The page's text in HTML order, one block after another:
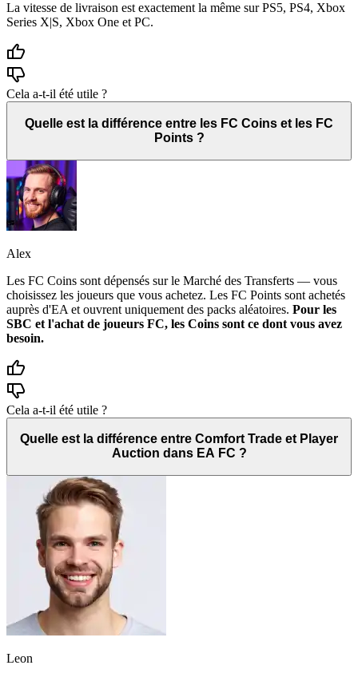
La vitesse de livraison est exactement la même sur PS5, PS4, Xbox
Series X|S, Xbox One et PC.
Cela a-t-il été utile ?
Quelle est la différence entre les FC Coins et les FC
Points ?
Alex
Les FC Coins sont dépensés sur le Marché des Transferts — vous
choisissez les joueurs que vous achetez. Les FC Points sont achetés
auprès d'EA et ouvrent uniquement des packs aléatoires. Pour les
SBC et l'achat de joueurs FC, les Coins sont ce dont vous avez
besoin.
Cela a-t-il été utile ?
Quelle est la différence entre Comfort Trade et Player
Auction dans EA FC ?
Leon